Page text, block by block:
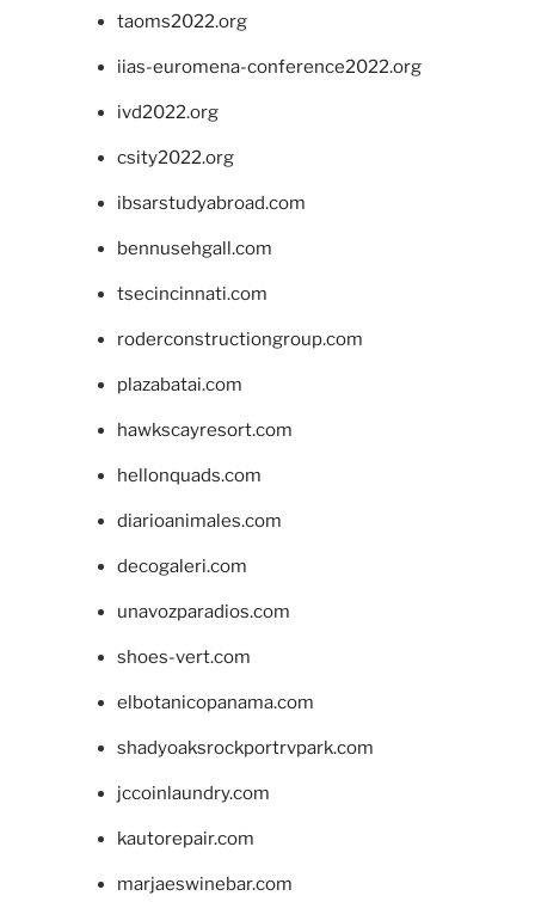
taoms2022.org
iias-euromena-conference2022.org
ivd2022.org
csity2022.org
ibsarstudyabroad.com
bennusehgall.com
tsecincinnati.com
roderconstructiongroup.com
plazabatai.com
hawkscayresort.com
hellonquads.com
diarioanimales.com
decogaleri.com
unavozparadios.com
shoes-vert.com
elbotanicopanama.com
shadyoaksrockportrvpark.com
jccoinlaundry.com
kautorepair.com
marjaeswinebar.com